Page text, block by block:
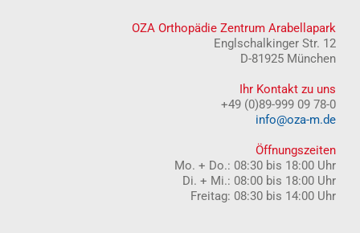
OZA Orthopädie Zentrum Arabellapark
Englschalkinger Str. 12
D-81925 München
Ihr Kontakt zu uns
+49 (0)89-999 09 78-0
info@oza-m.de
Öffnungszeiten
Mo. + Do.: 08:30 bis 18:00 Uhr
Di. + Mi.: 08:00 bis 18:00 Uhr
Freitag: 08:30 bis 14:00 Uhr